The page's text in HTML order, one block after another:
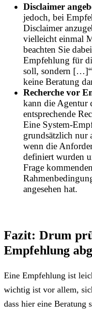
Disclaimer
jedoch, bei
Disclaimer
vielleicht einmal
beachten Sie
Empfehlung für
soll, sondern […]“
keine Beratung
Recherche vor
kann die Agentur
entsprechende
Eine System-
grundsätzlich nur
wenn die
definiert wurden
Frage
angesehen hat.
Fazit: Drum
Empfehlung
Eine Empfehlung ist
wichtig ist vor allem,
dass hier eine Beratung